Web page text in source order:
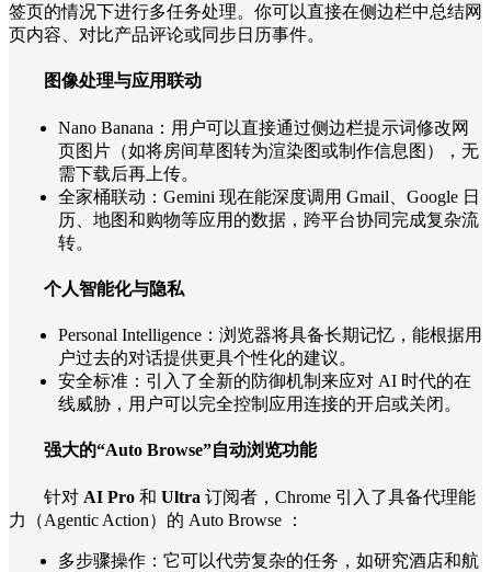
签页的情况下进行多任务处理。你可以直接在侧边栏中总结网
页内容、对比产品评论或同步日历事件。
图像处理与应用联动
Nano Banana：用户可以直接通过侧边栏提示词修改网
页图片（如将房间草图转为渲染图或制作信息图），无
需下载后再上传。
全家桶联动：Gemini 现在能深度调用 Gmail、Google 日
历、地图和购物等应用的数据，跨平台协同完成复杂流
转。
个人智能化与隐私
Personal Intelligence：浏览器将具备长期记忆，能根据用
户过去的对话提供更具个性化的建议。
安全标准：引入了全新的防御机制来应对 AI 时代的在
线威胁，用户可以完全控制应用连接的开启或关闭。
强大的“Auto Browse”自动浏览功能
针对 AI Pro 和 Ultra 订阅者，Chrome 引入了具备代理能
力（Agentic Action）的 Auto Browse ：
多步骤操作：它可以代劳复杂的任务，如研究酒店和航